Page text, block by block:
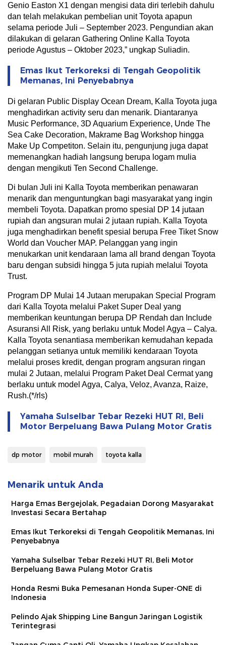
Genio Easton X1 dengan mengisi data diri terlebih dahulu
dan telah melakukan pembelian unit Toyota apapun
selama periode Juli – September 2023. Pengundian akan
dilakukan di gelaran Gathering Online Kalla Toyota
periode Agustus – Oktober 2023,” ungkap Suliadin.
Emas Ikut Terkoreksi di Tengah Geopolitik
Memanas, Ini Penyebabnya
Di gelaran Public Display Ocean Dream, Kalla Toyota juga
menghadirkan activity seru dan menarik. Diantaranya
Music Performance, 3D Aquarium Experience, Unde The
Sea Cake Decoration, Makrame Bag Workshop hingga
Make Up Competiton. Selain itu, pengunjung juga dapat
memenangkan hadiah langsung berupa logam mulia
dengan mengikuti Ten Second Challenge.
Di bulan Juli ini Kalla Toyota memberikan penawaran
menarik dan menguntungkan bagi masyarakat yang ingin
membeli Toyota. Dapatkan promo spesial DP 14 jutaan
rupiah dan angsuran mulai 2 jutaan rupiah. Kalla Toyota
juga menghadirkan benefit spesial berupa Free Tiket Snow
World dan Voucher MAP. Pelanggan yang ingin
menukarkan unit kendaraan lama all brand dengan Toyota
baru dengan subsidi hingga 5 juta rupiah melalui Toyota
Trust.
Program DP Mulai 14 Jutaan merupakan Special Program
dari Kalla Toyota melalui Paket Super Deal yang
memberikan keuntungan berupa DP Rendah dan Include
Asuransi All Risk, yang berlaku untuk Model Agya – Calya.
Kalla Toyota senantiasa memberikan kemudahan kepada
pelanggan setianya untuk memiliki kendaraan Toyota
melalui proses kredit, dengan program angsuran ringan
mulai 2 Jutaan, melalui Program Paket Deal Cermat yang
berlaku untuk model Agya, Calya, Veloz, Avanza, Raize,
Rush.(*/rls)
Yamaha Sulselbar Tebar Rezeki HUT RI, Beli
Motor Berpeluang Bawa Pulang Motor Gratis
dp motor mobil murah toyota kalla
Menarik untuk Anda
Harga Emas Bergejolak, Pegadaian Dorong Masyarakat
Investasi Secara Bertahap
Emas Ikut Terkoreksi di Tengah Geopolitik Memanas, Ini
Penyebabnya
Yamaha Sulselbar Tebar Rezeki HUT RI, Beli Motor
Berpeluang Bawa Pulang Motor Gratis
Honda Resmi Buka Pemesanan Honda Super-ONE di
Indonesia
Pelindo Ajak Shipping Line Bangun Jaringan Logistik
Terintegrasi